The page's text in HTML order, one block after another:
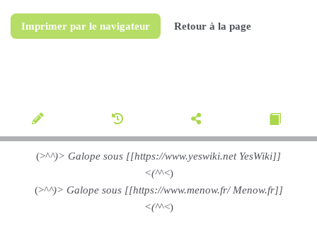
Imprimer par le navigateur Retour à la page
(>^^)> Galope sous [[https://www.yeswiki.net YesWiki]]
<(^^<)
(>^^)> Galope sous [[https://www.menow.fr/ Menow.fr]]
<(^^<)